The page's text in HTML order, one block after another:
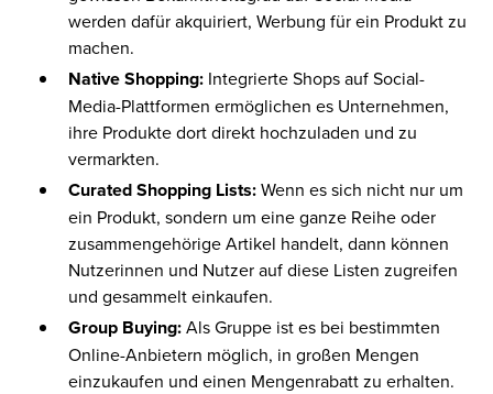
werden dafür akquiriert, Werbung für ein Produkt zu
machen.
Native Shopping: Integrierte Shops auf Social-
Media-Plattformen ermöglichen es Unternehmen,
ihre Produkte dort direkt hochzuladen und zu
vermarkten.
Curated Shopping Lists:Wenn es sich nicht nur um
ein Produkt, sondern um eine ganze Reihe oder
zusammengehörige Artikel handelt, dann können
Nutzerinnen und Nutzer auf diese Listen zugreifen
und gesammelt einkaufen.
Group Buying:Als Gruppe ist es bei bestimmten
Online-Anbietern möglich, in großen Mengen
einzukaufen und einen Mengenrabatt zu erhalten.